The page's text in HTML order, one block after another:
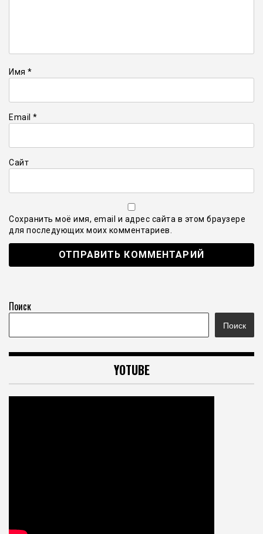
Имя *
Email *
Сайт
Сохранить моё имя, email и адрес сайта в этом браузере
для последующих моих комментариев.
Поиск
Поиск
YOTUBE